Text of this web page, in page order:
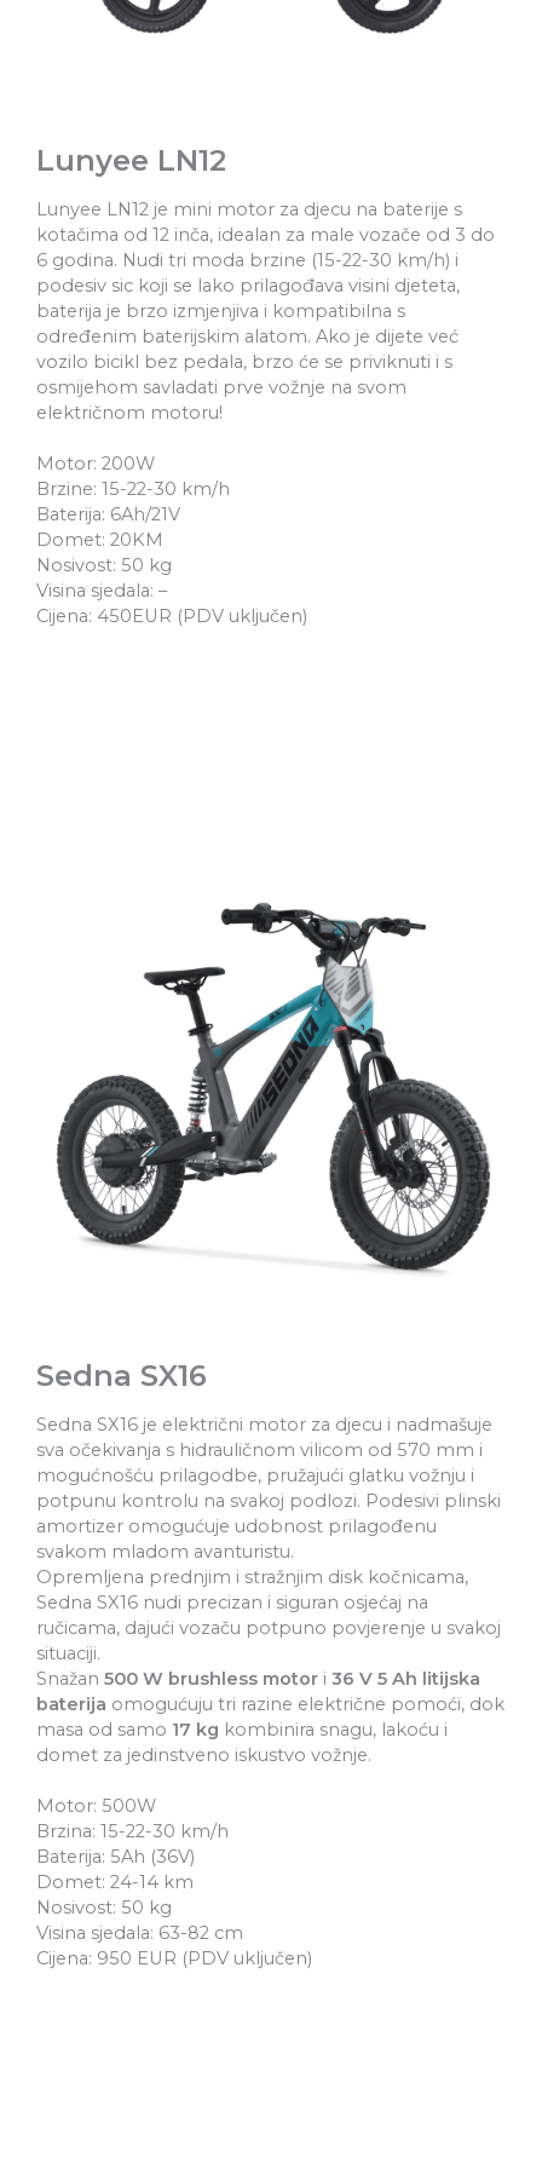
Lunyee LN12
Lunyee LN12 je mini motor za djecu na baterije s
kotačima od 12 inča, idealan za male vozače od 3 do
6 godina. Nudi tri moda brzine (15-22-30 km/h) i
podesiv sic koji se lako prilagođava visini djeteta,
baterija je brzo izmjenjiva i kompatibilna s
određenim baterijskim alatom. Ako je dijete već
vozilo bicikl bez pedala, brzo će se priviknuti i s
osmijehom savladati prve vožnje na svom
električnom motoru!
Motor: 200W
Brzine: 15-22-30 km/h
Baterija: 6Ah/21V
Domet: 20KM
Nosivost: 50 kg
Visina sjedala: –
Cijena: 450EUR (PDV uključen)
Sedna SX16
Sedna SX16 je električni motor za djecu i nadmašuje
sva očekivanja s hidrauličnom vilicom od 570 mm i
mogućnošću prilagodbe, pružajući glatku vožnju i
potpunu kontrolu na svakoj podlozi. Podesivi plinski
amortizer omogućuje udobnost prilagođenu
svakom mladom avanturistu.
Opremljena prednjim i stražnjim disk kočnicama,
Sedna SX16 nudi precizan i siguran osjećaj na
ručicama, dajući vozaču potpuno povjerenje u svakoj
situaciji.
Snažan 500 W brushless motor i 36 V 5 Ah litijska
baterija omogućuju tri razine električne pomoći, dok
masa od samo 17 kg kombinira snagu, lakoću i
domet za jedinstveno iskustvo vožnje.
Motor: 500W
Brzina: 15-22-30 km/h
Baterija: 5Ah (36V)
Domet: 24-14 km
Nosivost: 50 kg
Visina sjedala: 63-82 cm
Cijena: 950 EUR (PDV uključen)